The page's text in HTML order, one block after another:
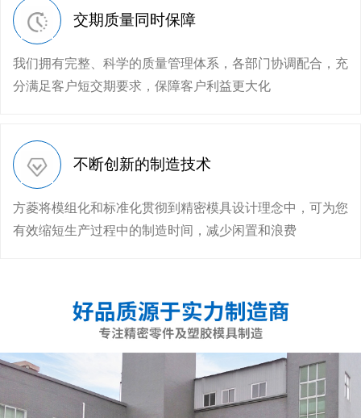
交期质量同时保障
我们拥有完整、科学的质量管理体系，各部门协调配合，充
分满足客户短交期要求，保障客户利益更大化
不断创新的制造技术
方菱将模组化和标准化贯彻到精密模具设计理念中，可为您
有效缩短生产过程中的制造时间，减少闲置和浪费